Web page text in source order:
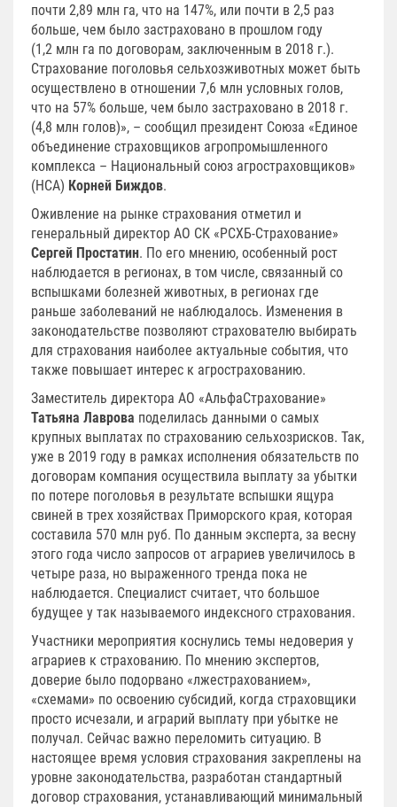
почти 2,89 млн га, что на 147%, или почти в 2,5 раз
больше, чем было застраховано в прошлом году
(1,2 млн га по договорам, заключенным в 2018 г.).
Страхование поголовья сельхозживотных может быть
осуществлено в отношении 7,6 млн условных голов,
что на 57% больше, чем было застраховано в 2018 г.
(4,8 млн голов)», – сообщил президент Союза «Единое
объединение страховщиков агропромышленного
комплекса – Национальный союз агростраховщиков»
(НСА) Корней Биждов.
Оживление на рынке страхования отметил и
генеральный директор АО СК «РСХБ-Страхование»
Сергей Простатин. По его мнению, особенный рост
наблюдается в регионах, в том числе, связанный со
вспышками болезней животных, в регионах где
раньше заболеваний не наблюдалось. Изменения в
законодательстве позволяют страхователю выбирать
для страхования наиболее актуальные события, что
также повышает интерес к агрострахованию.
Заместитель директора АО «АльфаСтрахование»
Татьяна Лаврова поделилась данными о самых
крупных выплатах по страхованию сельхозрисков. Так,
уже в 2019 году в рамках исполнения обязательств по
договорам компания осуществила выплату за убытки
по потере поголовья в результате вспышки ящура
свиней в трех хозяйствах Приморского края, которая
составила 570 млн руб. По данным эксперта, за весну
этого года число запросов от аграриев увеличилось в
четыре раза, но выраженного тренда пока не
наблюдается. Специалист считает, что большое
будущее у так называемого индексного страхования.
Участники мероприятия коснулись темы недоверия у
аграриев к страхованию. По мнению экспертов,
доверие было подорвано «лжестрахованием»,
«схемами» по освоению субсидий, когда страховщики
просто исчезали, и аграрий выплату при убытке не
получал. Сейчас важно переломить ситуацию. В
настоящее время условия страхования закреплены на
уровне законодательства, разработан стандартный
договор страхования, устанавливающий минимальный